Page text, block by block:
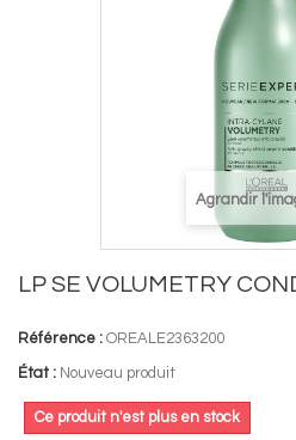
Agrandir
LP SE VOLUMETRY
Référence : OREALE2363200
État : Nouveau produit
Ce produit n'est plus en stock